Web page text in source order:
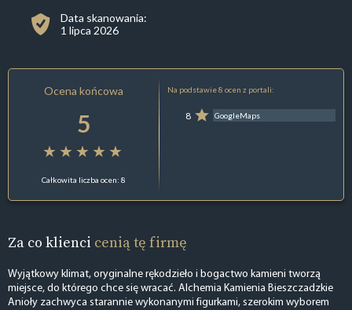
Data skanowania:
1 lipca 2026
Ocena końcowa
5
Całkowita liczba ocen: 8
Na podstawie 8 ocen z portali:
8 GoogleMaps
Za co klienci cenią tę firmę
Wyjątkowy klimat, oryginalne rękodzieło i bogactwo kamieni tworzą
miejsce, do którego chce się wracać. Alchemia Kamienia Bieszczadzkie
Anioły zachwyca starannie wykonanymi figurkami, szerokim wyborem